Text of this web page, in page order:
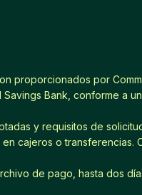
proporcionados por
Bank, conforme a
y requisitos de
cajeros o transferencias.
de pago, hasta dos